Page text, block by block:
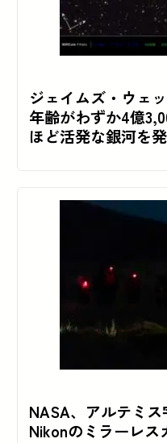
ジェイムズ・ウェ
年齢がわずか4億
ほど活発な銀河を
NASA、アルテミ
Nikonのミラーレス